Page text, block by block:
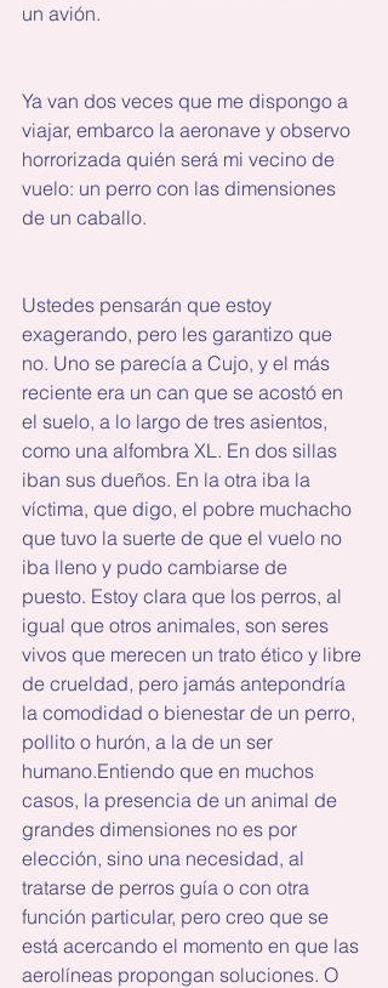
un avión.
Ya van dos veces que me dispongo a
viajar, embarco la aeronave y observo
horrorizada quién será mi vecino de
vuelo: un perro con las dimensiones
de un caballo.
Ustedes pensarán que estoy
exagerando, pero les garantizo que
no. Uno se parecía a Cujo, y el más
reciente era un can que se acostó en
el suelo, a lo largo de tres asientos,
como una alfombra XL. En dos sillas
iban sus dueños. En la otra iba la
víctima, que digo, el pobre muchacho
que tuvo la suerte de que el vuelo no
iba lleno y pudo cambiarse de
puesto. Estoy clara que los perros, al
igual que otros animales, son seres
vivos que merecen un trato ético y libre
de crueldad, pero jamás antepondría
la comodidad o bienestar de un perro,
pollito o hurón, a la de un ser
humano.Entiendo que en muchos
casos, la presencia de un animal de
grandes dimensiones no es por
elección, sino una necesidad, al
tratarse de perros guía o con otra
función particular, pero creo que se
está acercando el momento en que las
aerolíneas propongan soluciones. O